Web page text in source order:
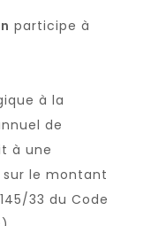
participe à
à la
de
à une
sur le montant
33 du Code